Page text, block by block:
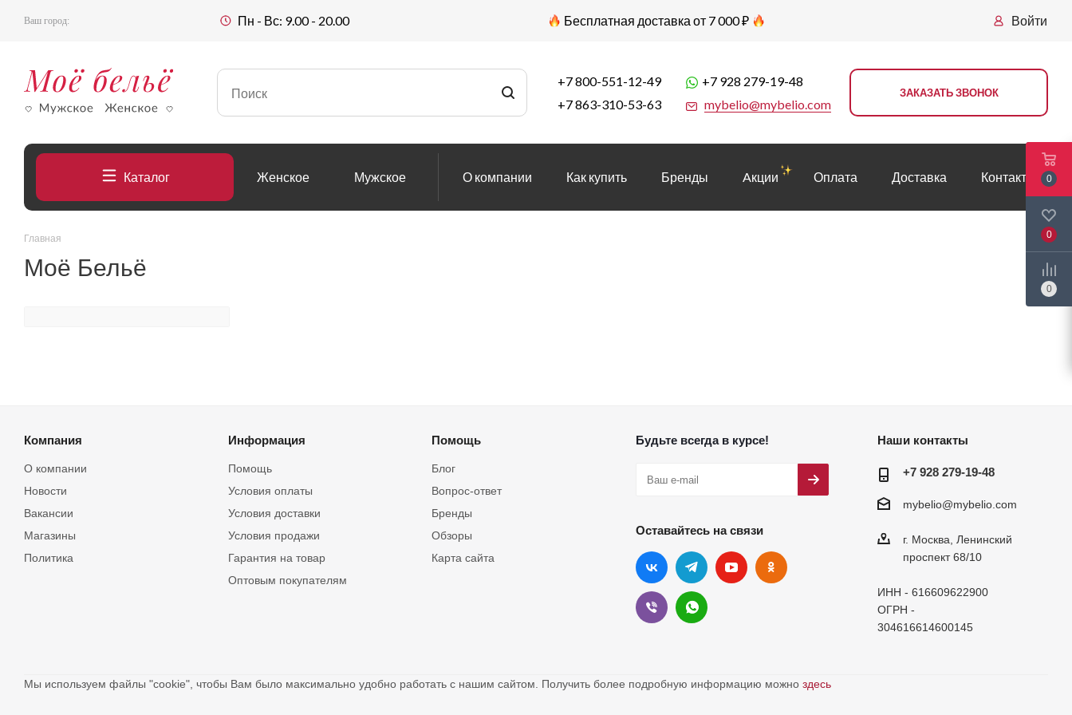
Ваш город: Пн - Вс: 9.00 - 20.00 Бесплатная доставка от 7 000 ₽ Войти
+7 800-551-12-49
+7 863-310-53-63
+7 928 279-19-48
mybelio@mybelio.com
ЗАКАЗАТЬ ЗВОНОК
Каталог Женское Мужское О компании Как купить Бренды Aкции Оплата Доставка Контакты
Главная
Моё Бельё
Компания
О компании
Новости
Вакансии
Магазины
Политика
Информация
Помощь
Условия оплаты
Условия доставки
Условия продажи
Гарантия на товар
Оптовым покупателям
Помощь
Блог
Вопрос-ответ
Бренды
Обзоры
Карта сайта
Будьте всегда в курсе!
Оставайтесь на связи
Наши контакты
+7 928 279-19-48
mybelio@mybelio.com
г. Москва, Ленинский
проспект 68/10
ИНН - 616609622900
ОГРН -
304616614600145
Мы используем файлы "cookie", чтобы Вам было максимально удобно работать с нашим сайтом. Получить более подробную информацию можно здесь
0
0
0